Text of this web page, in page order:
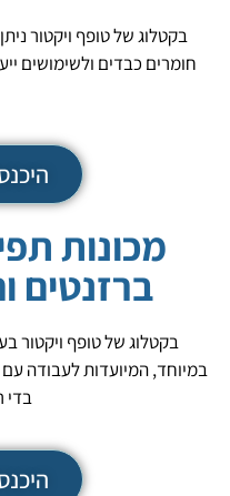
בקטלוג של טופף ויקטור
חומרים כבדים ולשימושים
מכונות
ברזנטים
בקטלוג של טופף ויקטור
במיוחד, המיועדות לעבודה
בדי